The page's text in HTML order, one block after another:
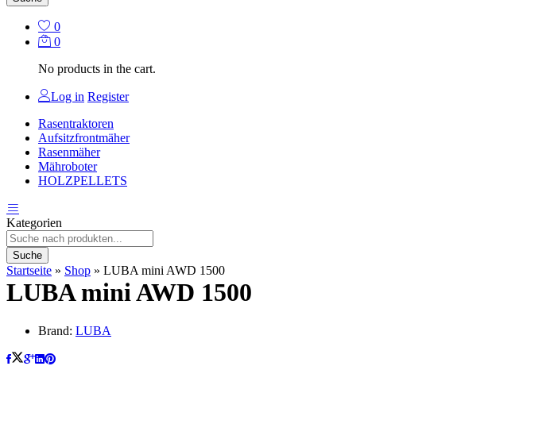
0
0
No products in the cart.
Log in Register
Rasentraktoren
Aufsitzfrontmäher
Rasenmäher
Mähroboter
HOLZPELLETS
Kategorien
Suche
Startseite » Shop » LUBA mini AWD 1500
LUBA mini AWD 1500
Brand: LUBA